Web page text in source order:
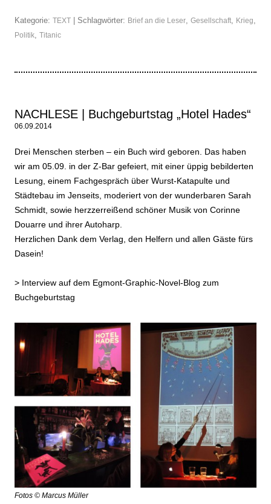
Kategorie: TEXT | Schlagwörter: Brief an die Leser Gesellschaft Krieg
Politik Titanic
NACHLESE | Buchgeburtstag „Hotel Hades“
06.09.2014
Drei Menschen sterben – ein Buch wird geboren. Das haben
wir am 05.09. in der Z-Bar gefeiert, mit einer üppig bebilderten
Lesung, einem Fachgespräch über Wurst-Katapulte und
Städtebau im Jenseits, moderiert von der wunderbaren Sarah
Schmidt, sowie herzzerreißend schöner Musik von Corinne
Douarre und ihrer Autoharp.
Herzlichen Dank dem Verlag, den Helfern und allen Gäste fürs
Dasein!
> Interview auf dem Egmont-Graphic-Novel-Blog zum
Buchgeburtstag
Fotos © Marcus Müller